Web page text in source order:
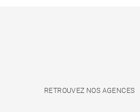
RETROUVEZ NOS AGENCES